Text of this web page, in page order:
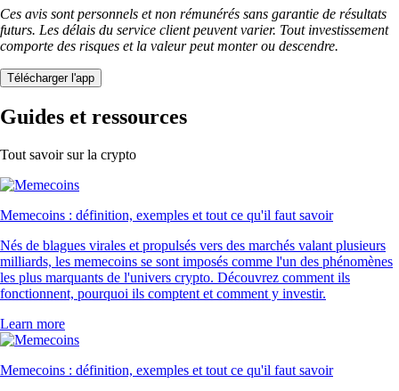
Ces avis sont personnels et non rémunérés sans garantie de résultats
futurs. Les délais du service client peuvent varier. Tout investissement
comporte des risques et la valeur peut monter ou descendre.
Télécharger l'app
Guides et ressources
Tout savoir sur la crypto
Memecoins : définition, exemples et tout ce qu'il faut savoir
Nés de blagues virales et propulsés vers des marchés valant plusieurs
milliards, les memecoins se sont imposés comme l'un des phénomènes
les plus marquants de l'univers crypto. Découvrez comment ils
fonctionnent, pourquoi ils comptent et comment y investir.
Learn more
Memecoins : définition, exemples et tout ce qu'il faut savoir